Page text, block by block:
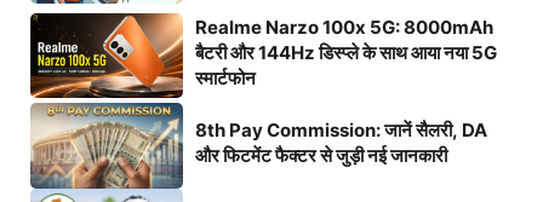
Realme Narzo 100x 5G: 8000mAh
बैटरी और 144Hz डिस्प्ले के साथ आया नया 5G
स्मार्टफोन
8th Pay Commission: जानें सैलरी, DA
और फिटमेंट फैक्टर से जुड़ी नई जानकारी